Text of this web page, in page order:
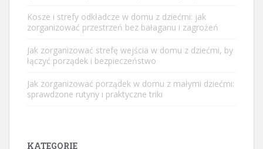
Kosze i strefy odkładcze w domu z dziećmi: jak
zorganizować przestrzeń bez bałaganu i zagrożeń
Jak zorganizować strefę wejścia w domu z dziećmi, by
łączyć porządek i bezpieczeństwo
Jak zorganizować porządek w domu z małymi dziećmi:
sprawdzone rutyny i praktyczne triki
KATEGORIE